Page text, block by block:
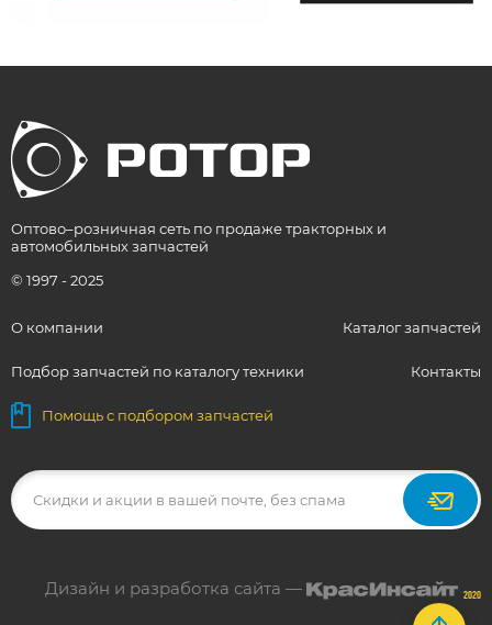
Оптово–розничная сеть по продаже тракторных и
автомобильных запчастей
© 1997 - 2025
О компании Каталог запчастей
Подбор запчастей по каталогу техники Контакты
Помощь с подбором запчастей
Дизайн и разработка сайта — 2020